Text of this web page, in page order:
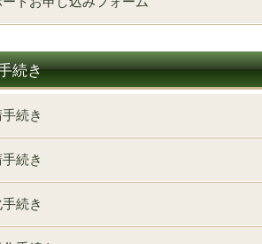
続き
続き
続き
続き